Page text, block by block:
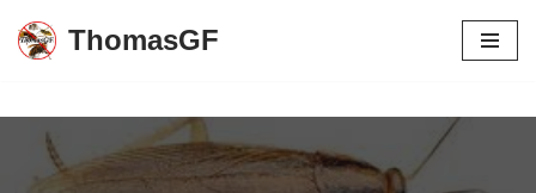
Aller
contenu
ThomasGF